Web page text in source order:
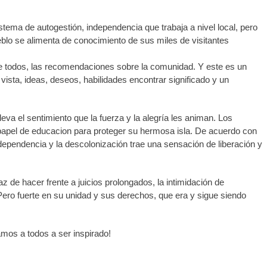
de autogestión, independencia que trabaja a nivel local, pero
se alimenta de conocimiento de sus miles de visitantes
todos, las recomendaciones sobre la comunidad. Y este es un
ideas, deseos, habilidades encontrar significado y un
el sentimiento que la fuerza y la alegría les animan. Los
de educacion para proteger su hermosa isla. De acuerdo con
y la descolonización trae una sensación de liberación y
de hacer frente a juicios prolongados, la intimidación de
fuerte en su unidad y sus derechos, que era y sigue siendo
a todos a ser inspirado!